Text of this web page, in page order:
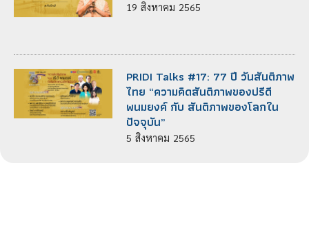
19 สิงหาคม 2565
PRIDI Talks #17: 77 ปี วันสันติภาพ
ไทย “ความคิดสันติภาพของปรีดี
พนมยงค์ กับ สันติภาพของโลกใน
ปัจจุบัน”
5 สิงหาคม 2565